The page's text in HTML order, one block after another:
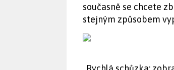
současně se chcete
stejným způsobem